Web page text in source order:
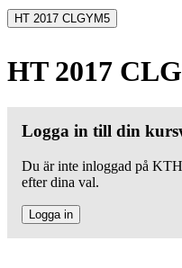
HT 2017 CLGYM5
HT 2017
Logga in till din
Du är inte inloggad på
efter dina val.
Logga in